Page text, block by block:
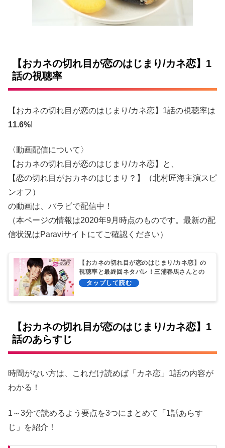
【おカネの切れ目が恋のはじまり/カネ恋】1
話の視聴率
【おカネの切れ目が恋のはじまり/カネ恋】1話の視聴率は
11.6%!
〈動画配信について〉
【おカネの切れ目が恋のはじまり/カネ恋】と、
【恋の切れ目がおカネのはじまり？】（北村匠海主演スピ
ンオフ）
の動画は、パラビで配信中！
（本ページの情報は2020年9月時点のものです。最新の配
信状況はParaviサイトにてご確認ください）
【おカネの切れ目が恋のはじまり/カネ恋】の
視聴率と最終回ネタバレ！三浦春馬さんとの
恋は実るのか
【おカネの切れ目が恋のはじまり/カネ恋】1
話のあらすじ
時間がない方は、これだけ読めば「カネ恋」1話の内容が
わかる！
1～3分で読めるよう要点を3つにまとめて「1話あらす
じ」を紹介！